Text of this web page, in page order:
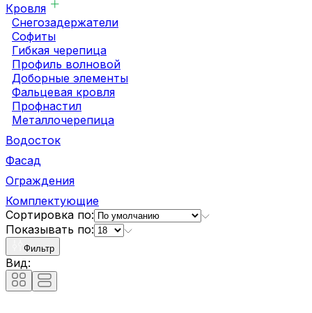
Кровля
Снегозадержатели
Софиты
Гибкая черепица
Профиль волновой
Доборные элементы
Фальцевая кровля
Профнастил
Металлочерепица
Водосток
Фасад
Ограждения
Комплектующие
Сортировка по:
Показывать по:
Фильтр
Вид: